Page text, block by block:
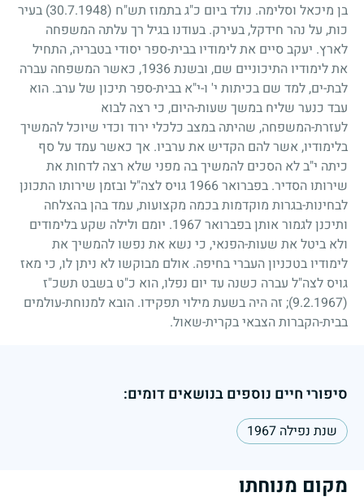
בן מיכאל וסלימה. נולד ביום כ"ג בתמוז תש"ח (30.7.1948)
בעיר
כות, על נהר חידקל, בעירק. בעודנו בגיל רך עלתה המשפחה
לארץ. יעקב סיים את לימודיו בבית-ספר יסודי בטבריה, התחיל
את לימודיו התיכוניים שם, ובשנת1936, כאשר המשפחה עברה
לבת-ים, למד שם בכיתות י' ו-י"א בבית-ספר תיכון של ערב. הוא
עבד כנער שליח במשך שעות-היום, כי רצה לבוא
לעזרת-המשפחה, שהיתה במצב כלכלי ירוד וכדי שיוכל להמשיך
בלימודיו, אשר להם הקדיש את ערביו. אך כאשר עמד על סף
כיתה י"ב לא הסכים להמשיך בה מפני שלא רצה לדחות את
שירותו הסדיר. בפברואר1966 גויס לצה"ל ובזמן שירותו התכונן
לבחינות-בגרות מוקדמות בכמה מקצועות, עמד בהן בהצלחה
ותיכנן לגמור אותן בפברואר1967. יומם ולילה שקע בלימודים
ולא ביטל את שעות-הפנאי, כי נשא את נפשו להמשיך את
לימודיו בטכניון העברי בחיפה. אולם מבוקשו לא ניתן לו, כי מאז
גויס לצה"ל עברה כשנה עד יום נפלו, הוא כ"ט בשבט תשכ"ז
(9.2.1967)
; זה היה בשעת מילוי תפקידו. הובא למנוחת-עולמים
בבית-הקברות הצבאי בקרית-שאול.
סיפורי חיים נוספים בנושאים דומים:
שנת נפילה 1967
מקום מנוחתו